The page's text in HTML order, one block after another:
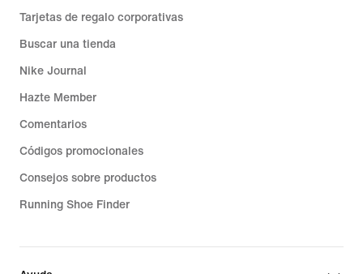
Tarjetas de regalo corporativas
Buscar una tienda
Nike Journal
Hazte Member
Comentarios
Códigos promocionales
Consejos sobre productos
Running Shoe Finder